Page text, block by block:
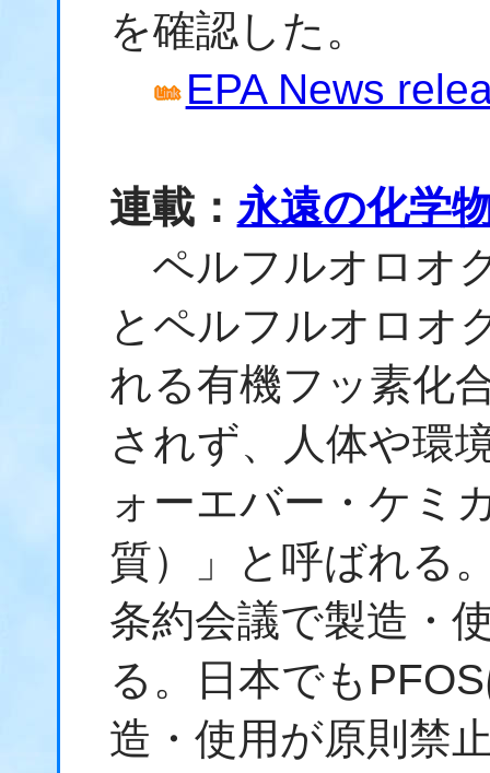
を確認した。
EPA News
連載： 永遠の化学
ペルフルオロオ
とペルフルオロオ
れる有機フッ素化
されず、人体や環
ォーエバー・ケミ
質）」と呼ばれる
条約会議で製造・
る。日本でも
造・使用が原則禁